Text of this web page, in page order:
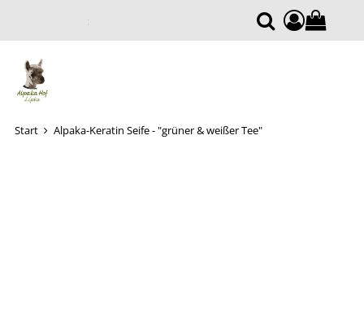
Suche
Start Alpaka-Keratin Seife - "grüner & weißer Tee"